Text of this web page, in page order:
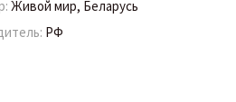
Живой мир, Беларусь
РФ